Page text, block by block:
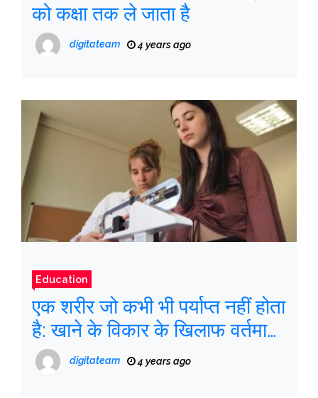
को कक्षा तक ले जाता है
digitateam 4 years ago
Education
एक शरीर जो कभी भी पर्याप्त नहीं होता
है: खाने के विकार के खिलाफ वर्तमान
और मौन लड़ाई
digitateam 4 years ago